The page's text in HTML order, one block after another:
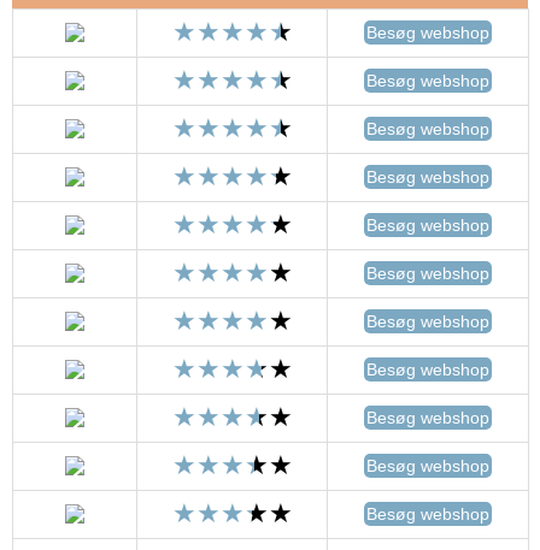
Besøg webshop
Besøg webshop
Besøg webshop
Besøg webshop
Besøg webshop
Besøg webshop
Besøg webshop
Besøg webshop
Besøg webshop
Besøg webshop
Besøg webshop